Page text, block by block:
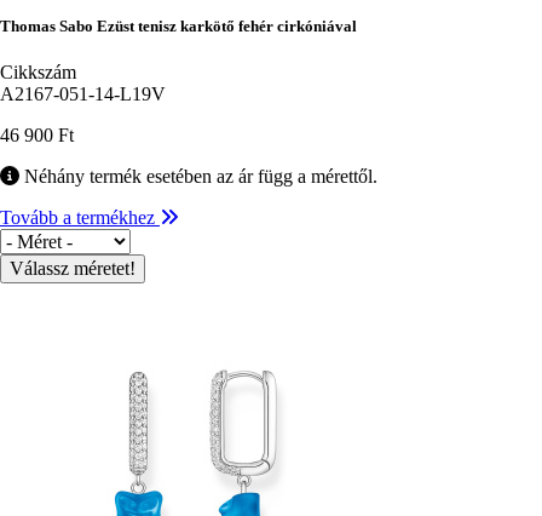
Thomas Sabo Ezüst tenisz karkötő fehér cirkóniával
Cikkszám
A2167-051-14-L19V
46 900 Ft
Néhány termék esetében az ár függ a mérettől.
Tovább a termékhez
Méret